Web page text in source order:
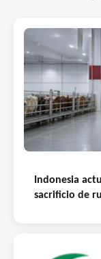
Indonesia
sacrificio de